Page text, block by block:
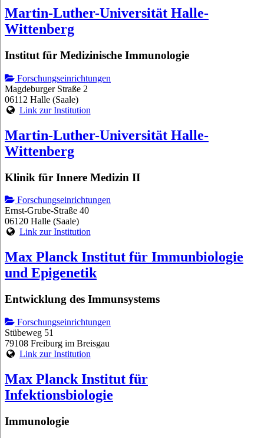
Martin-Luther-Universität Halle-
Wittenberg
Institut für Medizinische Immunologie
Forschungseinrichtungen
Magdeburger Straße 2
06112 Halle (Saale)
Link zur Institution
Martin-Luther-Universität Halle-
Wittenberg
Klinik für Innere Medizin II
Forschungseinrichtungen
Ernst-Grube-Straße 40
06120 Halle (Saale)
Link zur Institution
Max Planck Institut für Immunbiologie
und Epigenetik
Entwicklung des Immunsystems
Forschungseinrichtungen
Stübeweg 51
79108 Freiburg im Breisgau
Link zur Institution
Max Planck Institut für
Infektionsbiologie
Immunologie